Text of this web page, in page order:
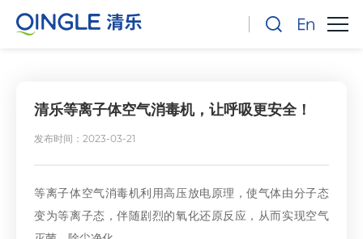
清乐等离子体空气消毒机，让呼吸更安全！
发布时间：2023-03-21
等离子体空气消毒机利用高压放电原理，使气体由分子态
变为等离子态，伴随剧烈的氧化还原反应，从而实现空气